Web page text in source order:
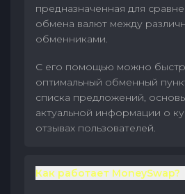
предназначенная для
обмена валют между
обменниками.
С его помощью можно
оптимальный обменный
списка предложений,
актуальной информации о
отзывах пользователей.
Как работает MoneySwap?